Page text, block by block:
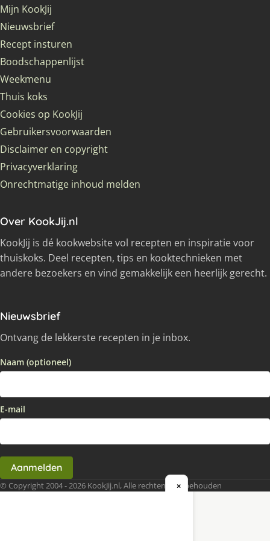
Mijn KookJij
Nieuwsbrief
Recept insturen
Boodschappenlijst
Weekmenu
Thuis koks
Cookies op KookJij
Gebruikersvoorwaarden
Disclaimer en copyright
Privacyverklaring
Onrechtmatige inhoud melden
Over KookJij.nl
KookJij is dé kookwebsite vol recepten en inspiratie voor
thuiskoks. Deel recepten, tips en kooktechnieken met
andere bezoekers en vind gemakkelijk een heerlijk gerecht.
Nieuwsbrief
Ontvang de lekkerste recepten in je inbox.
Naam (optioneel)
E-mail
Aanmelden
© Copyright 2004 - 2026 KookJij.nl, Alle rechten voorbehouden
×